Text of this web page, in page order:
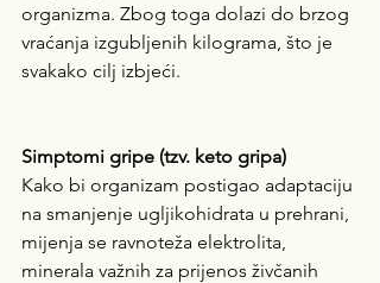
organizma. Zbog toga dolazi do brzog
vraćanja izgubljenih kilograma, što je
svakako cilj izbjeći.
Simptomi gripe (tzv. keto gripa)
Kako bi organizam postigao adaptaciju
na smanjenje ugljikohidrata u prehrani,
mijenja se ravnoteža elektrolita,
minerala važnih za prijenos živčanih